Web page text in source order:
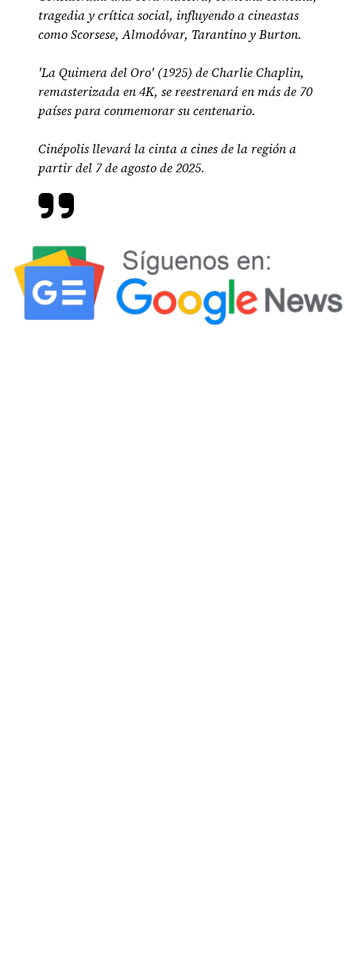
tragedia y crítica social, influyendo a cineastas
como Scorsese, Almodóvar, Tarantino y Burton.
'La Quimera del Oro' (1925) de Charlie Chaplin,
remasterizada en 4K, se reestrenará en más de 70
países para conmemorar su centenario.
Cinépolis llevará la cinta a cines de la región a
partir del 7 de agosto de 2025.